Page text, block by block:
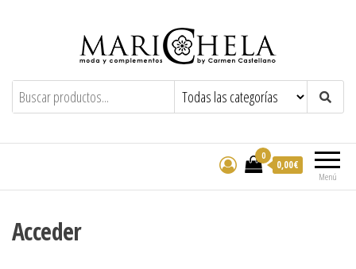
Marichela By Carmen Castellano
Menú
0
0,00€
Acceder